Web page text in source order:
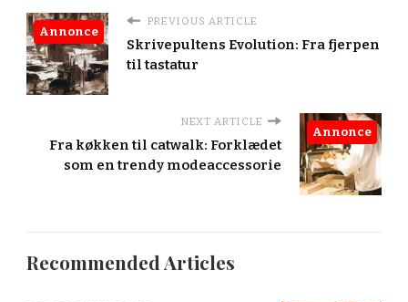
PREVIOUS ARTICLE
Skrivepultens Evolution: Fra fjerpen
til tastatur
Annonce
NEXT ARTICLE
Fra køkken til catwalk: Forklædet
som en trendy modeaccessorie
Annonce
Recommended Articles